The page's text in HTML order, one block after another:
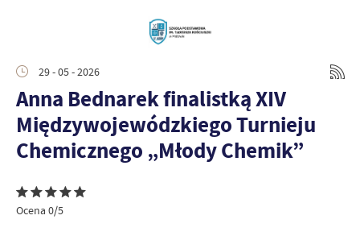
29 - 05 - 2026
Anna Bednarek finalistką XIV
Międzywojewódzkiego Turnieju
Chemicznego „Młody Chemik”
Ocena 0/5